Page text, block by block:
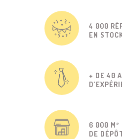
4 000
EN
+ DE 40
6 000 M²
DE